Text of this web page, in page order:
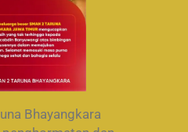
Bhayangkara